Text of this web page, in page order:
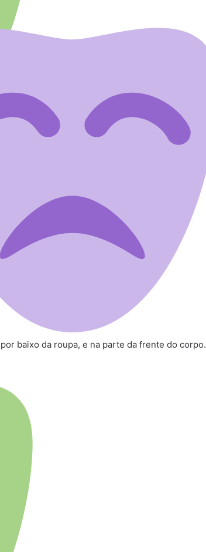
baixo da roupa, e na parte da frente do corpo.